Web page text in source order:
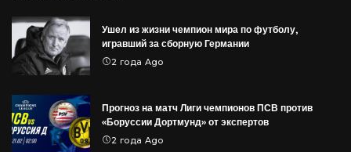
Ушел из жизни чемпион мира по футболу,
игравший за сборную Германии
2 года Ago
Прогноз на матч Лиги чемпионов ПСВ против
«Боруссии Дортмунд» от экспертов
2 года Ago